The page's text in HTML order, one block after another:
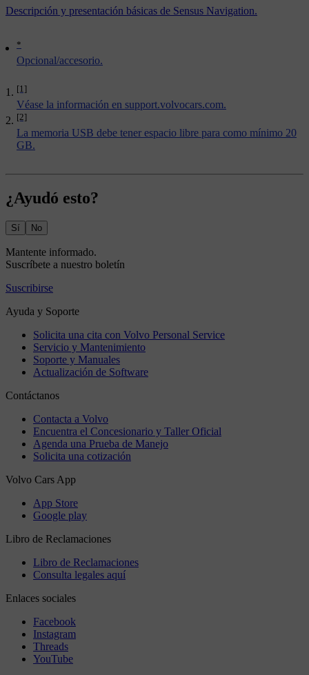
*
Opcional/accesorio.
[1]
Véase la información en support.volvocars.com.
[2]
La memoria USB debe tener espacio libre para como mínimo 20
GB.
Descripción y presentación básicas de Sensus Navigation.
¿Ayudó esto?
Sí No